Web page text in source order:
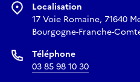
Localisation
17 Voie Romaine, 71640
Bourgogne-Franche-
Téléphone
03 85 98 10 30